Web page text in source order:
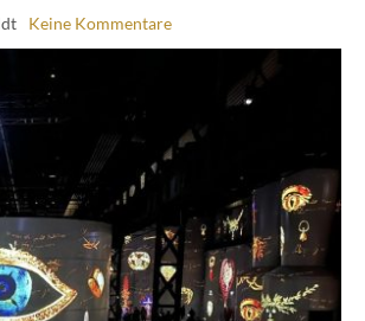
Keine Kommentare